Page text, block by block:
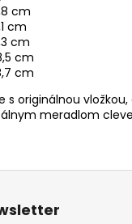
cm
cm
cm
cm
cm
s originálnou
meradlom